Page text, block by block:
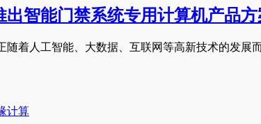
智能门禁系统专用计算机产品方
着人工智能、大数据、互联网等高新技术的发